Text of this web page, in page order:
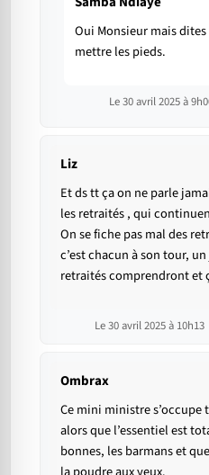
Oui Monsieur mais dites
mettre les pieds.
Le 30 avril 2025 à
Liz
Et ds tt ça on ne parle
les retraités , qui
On se fiche pas mal des
c’est chacun à son tour,
retraités comprendront et
Le 30 avril 2025 à 10h13
Ombrax
Ce mini ministre
alors que l’essentiel est
bonnes, les barmans et